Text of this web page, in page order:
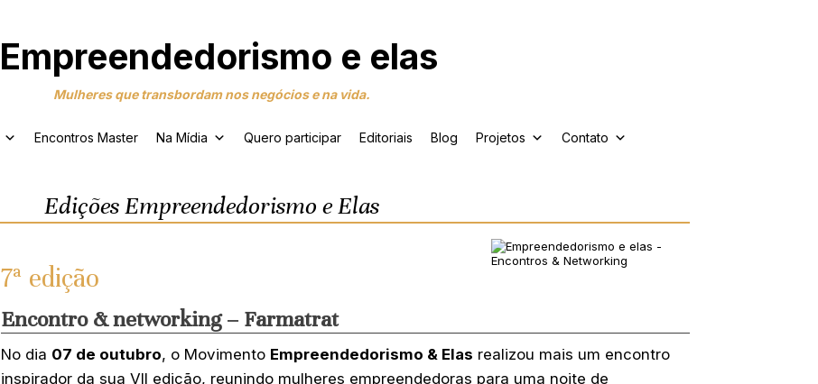
Mulheres que transbordam nos negócios e na vida.
Encontros Master Na Mídia Quero participar Editoriais Blog Projetos Contato
Edições Empreendedorismo e Elas
7ª edição
Encontro & networking – Farmatrat
No dia 07 de outubro, o Movimento Empreendedorismo & Elas realizou mais um encontro
inspirador da sua VII edição, reunindo mulheres empreendedoras para uma noite de